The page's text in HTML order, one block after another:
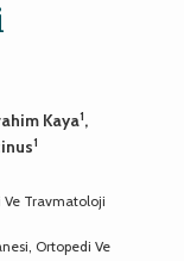
Kaya1,
1
Ve Travmatoloji
Ortopedi Ve